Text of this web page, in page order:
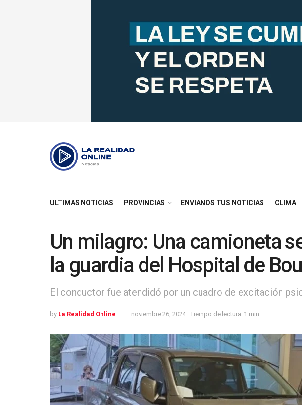
ULTIMAS NOTICIAS PROVINCIAS ENVIANOS TUS NOTICIAS CLIMA
Un milagro: Una camioneta
la guardia del Hospital de
El conductor fue atendidó por un cuadro de excitación
by La Realidad Online noviembre 26, 2024 Tiempo de lectura: 1 min